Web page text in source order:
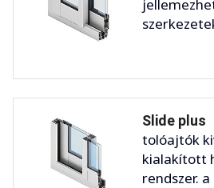
Slide plus
tolóajtók
kialakított
rendszer. a